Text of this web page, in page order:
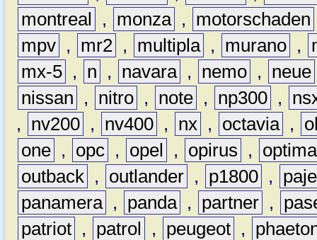
montreal
, monza , motorschaden
mpv , mr2 , multipla , murano ,
mx-5 , n , navara , nemo , neue
nissan
, nitro , note , np300 ,
,
nv200 , nv400 , nx , octavia ,
one , opc , opel , opirus ,
optima
outback , outlander , p1800 ,
panamera , panda , partner ,
patriot , patrol , peugeot ,